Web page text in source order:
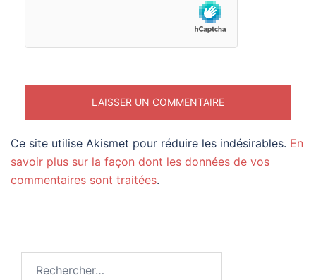
Ce site utilise Akismet pour réduire les indésirables. En
savoir plus sur la façon dont les données de vos
commentaires sont traitées.